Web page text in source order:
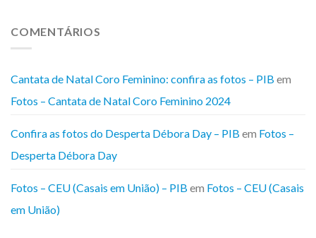
COMENTÁRIOS
Cantata de Natal Coro Feminino: confira as fotos – PIB em
Fotos – Cantata de Natal Coro Feminino 2024
Confira as fotos do Desperta Débora Day – PIB em Fotos –
Desperta Débora Day
Fotos – CEU (Casais em União) – PIB em Fotos – CEU (Casais
em União)